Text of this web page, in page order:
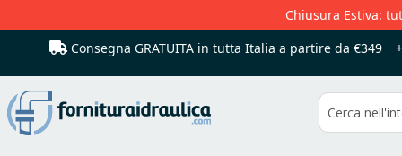
Chiusura Estiva:
Consegna GRATUITA in tutta Italia a partire da €349
Cerca